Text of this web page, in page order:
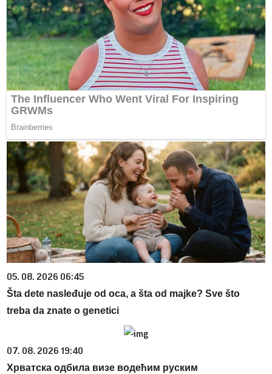
05. 08. 2026 06:45
Šta dete nasleđuje od oca, a šta od majke? Sve što
treba da znate o genetici
07. 08. 2026 19:40
Хрватска одбила визе водећим руским